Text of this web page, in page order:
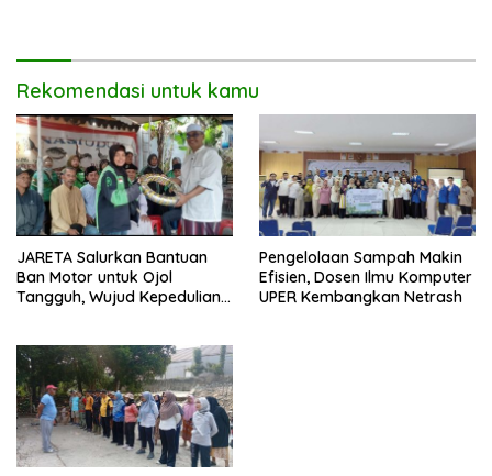
Rekomendasi untuk kamu
JARETA Salurkan Bantuan
Ban Motor untuk Ojol
Tangguh, Wujud Kepedulian
Pengelolaan Sampah Makin
Efisien, Dosen Ilmu Komputer
UPER Kembangkan Netrash